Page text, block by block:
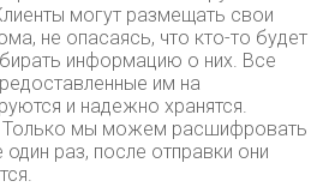
могут размещать свои
не опасаясь, что кто-то будет
информацию о них. Все
им на
и надежно хранятся.
Только мы можем расшифровать
раз, после отправки они